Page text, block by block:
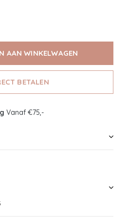
AAN WINKELWAGEN
BETALEN
Vanaf €75,-